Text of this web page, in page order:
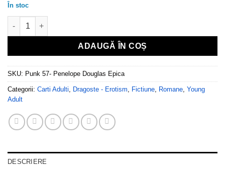
În stoc
Cantitate Punk 57 - Penelope Douglas
ADAUGĂ ÎN COȘ
SKU: Punk 57- Penelope Douglas Epica
Categorii: Carti Adulti, Dragoste - Erotism, Fictiune, Romane, Young
Adult
DESCRIERE